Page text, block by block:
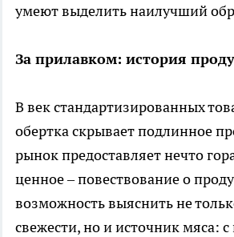
умеют выделить наилучший
За прилавком: история
В век стандартизированных
обертка скрывает подлинное
рынок предоставляет нечто
ценное – повествование о
возможность выяснить не
свежести, но и источник мяса: